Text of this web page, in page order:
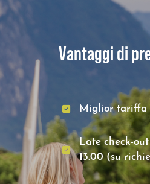
Vantaggi di
Miglior tariffa
Late check-
13.00 (su